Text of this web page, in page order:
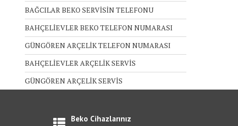
BAĞCILAR BEKO SERVİSİN TELEFONU
BAHÇELİEVLER BEKO TELEFON NUMARASI
GÜNGÖREN ARÇELİK TELEFON NUMARASI
BAHÇELİEVLER ARÇELİK SERVİS
GÜNGÖREN ARÇELİK SERVİS
Beko Cihazlarınız